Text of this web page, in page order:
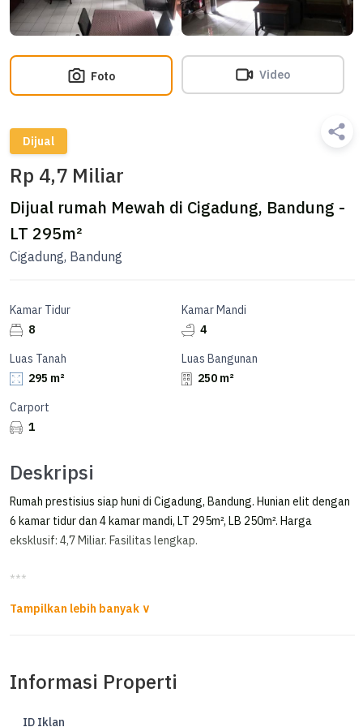
Foto Video
Dijual
Rp 4,7 Miliar
Dijual rumah Mewah di Cigadung, Bandung -
LT 295m²
Cigadung, Bandung
Kamar Tidur
8
Kamar Mandi
4
Luas Tanah
295 m²
Luas Bangunan
250 m²
Carport
1
Deskripsi
Rumah prestisius siap huni di Cigadung, Bandung. Hunian elit dengan
6 kamar tidur dan 4 kamar mandi, LT 295m², LB 250m². Harga
eksklusif: 4,7 Miliar. Fasilitas lengkap.
***
FOR SALE
Rumah Siap Huni Di Cigadung
Informasi Properti
ID Iklan